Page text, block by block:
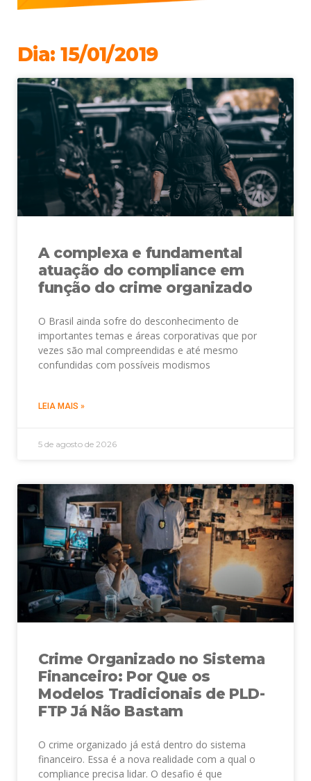
Dia: 15/01/2019
A complexa e fundamental
atuação do compliance em
função do crime organizado
O Brasil ainda sofre do desconhecimento de
importantes temas e áreas corporativas que por
vezes são mal compreendidas e até mesmo
confundidas com possíveis modismos
LEIA MAIS »
5 de agosto de 2026
Crime Organizado no Sistema
Financeiro: Por Que os
Modelos Tradicionais de PLD-
FTP Já Não Bastam
O crime organizado já está dentro do sistema
financeiro. Essa é a nova realidade com a qual o
compliance precisa lidar. O desafio é que